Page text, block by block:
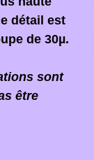
détail est
de 30µ.
sont
être